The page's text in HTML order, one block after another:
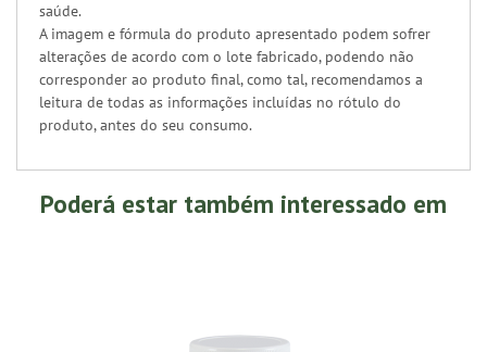
saúde.
A imagem e fórmula do produto apresentado podem sofrer
alterações de acordo com o lote fabricado, podendo não
corresponder ao produto final, como tal, recomendamos a
leitura de todas as informações incluídas no rótulo do
produto, antes do seu consumo.
Poderá estar também interessado em